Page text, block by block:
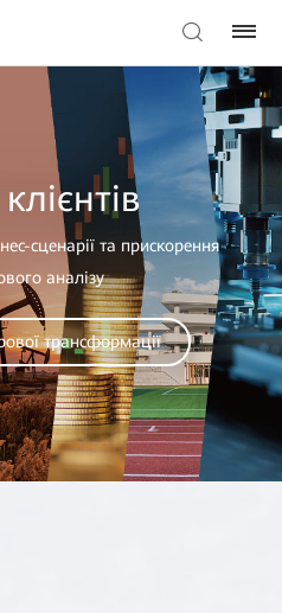
клієнтів
сценарії та прискорення
аналізу
трансформації